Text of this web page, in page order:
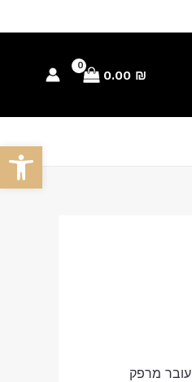
0.00 ₪
שמלה באורך מקסי מכופתרת בגזרת אובר סייז, שרוול 3/4 עובר מרפק
פתח